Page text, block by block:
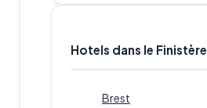
Hotels dans le Finistère
Brest